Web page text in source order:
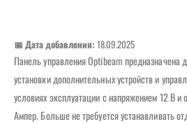
📅 Дата добавления: 18.09.2025
Панель управления Optibeam предназначена
установки дополнительных устройств и
условиях эксплуатации с напряжением 12 В
Ампер. Больше не требуется устанавливать